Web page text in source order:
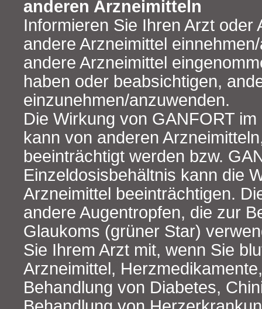
anderen Arzneimitteln
Informieren Sie Ihren Arzt oder
andere Arzneimittel
andere Arzneimittel
haben oder beabsichtigen,
einzunehmen/anzuwenden.
Die Wirkung von GANFORT
kann von anderen
beeinträchtigt werden bzw.
Einzeldosisbehältnis kann die
Arzneimittel beeinträchtigen.
andere Augentropfen, die zur
Glaukoms (grüner Star)
Sie Ihrem Arzt mit, wenn Sie
Arzneimittel,
Behandlung von Diabetes,